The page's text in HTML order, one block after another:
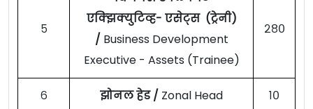
५
एक्झिक्युटिव्ह- एसेट्स (ट्रेनी)
/ Business Development
Executive - Assets (Trainee)
२८०
६ झोनल हेड / Zonal Head १०